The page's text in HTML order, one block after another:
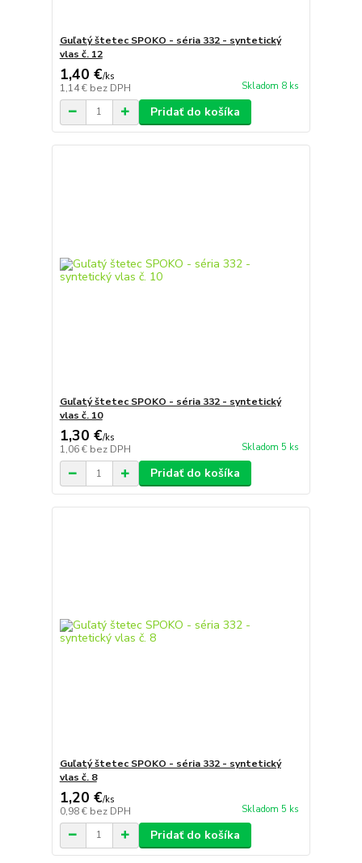
Guľatý štetec SPOKO - séria 332 - syntetický
vlas č. 12
1,40 €/ks
1,14 € bez DPH Skladom 8 ks
Pridať do košíka
Guľatý štetec SPOKO - séria 332 - syntetický
vlas č. 10
1,30 €/ks
1,06 € bez DPH Skladom 5 ks
Pridať do košíka
Guľatý štetec SPOKO - séria 332 - syntetický
vlas č. 8
1,20 €/ks
0,98 € bez DPH Skladom 5 ks
Pridať do košíka